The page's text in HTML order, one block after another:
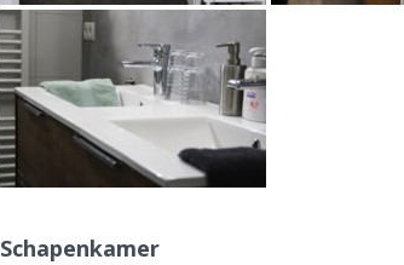
Schapenkamer